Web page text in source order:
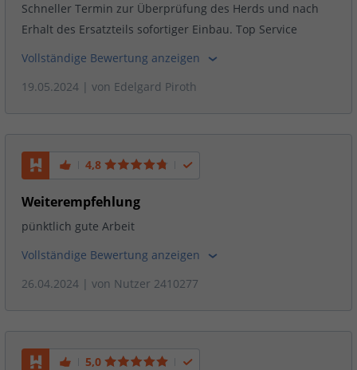
Schneller Termin zur Überprüfung des Herds und nach
Erhalt des Ersatzteils sofortiger Einbau. Top Service
Vollständige Bewertung anzeigen
19.05.2024 | von Edelgard Piroth
4,8
Weiterempfehlung
pünktlich gute Arbeit
Vollständige Bewertung anzeigen
26.04.2024 | von Nutzer 2410277
5,0